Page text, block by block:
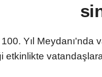
Yıl Meydanı'nda
etkinlikte